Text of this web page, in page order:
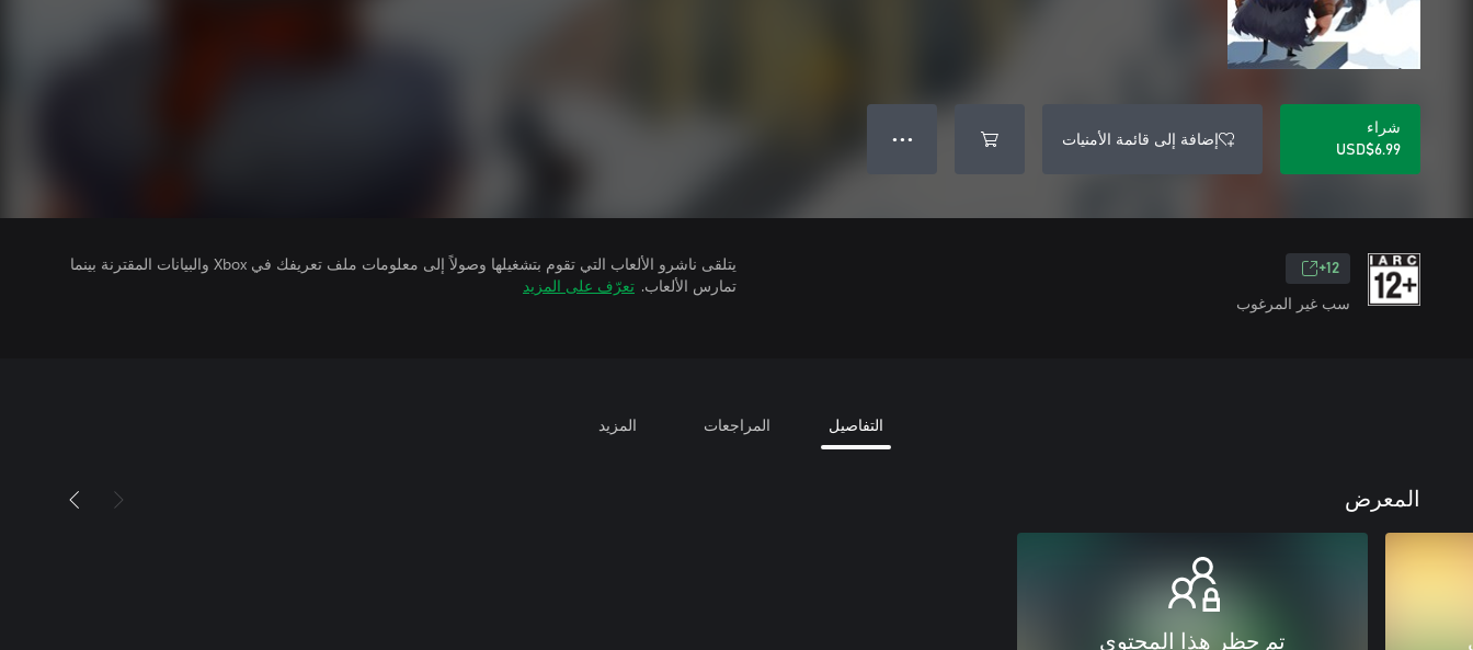
شراء
USD$6.99
إضافة إلى قائمة الأمنيات ● ● ●
12+
سب غير المرغوب
يتلقى ناشرو الألعاب التي تقوم بتشغيلها وصولاً إلى معلومات ملف تعريفك في Xbox والبيانات المقترنة بينما
تمارس الألعاب. تعرّف على المزيد
التفاصيل المراجعات المزيد
المعرض
تم حظر هذا المحتوى